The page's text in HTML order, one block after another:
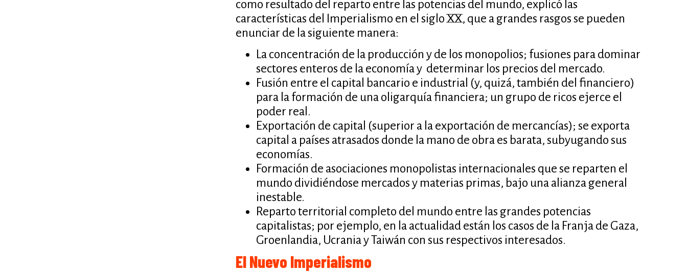
como resultado del reparto entre las potencias del mundo, explicó las
características del Imperialismo en el siglo XX, que a grandes rasgos se pueden
enunciar de la siguiente manera:
La concentración de la producción y de los monopolios; fusiones para dominar
sectores enteros de la economía y determinar los precios del mercado.
Fusión entre el capital bancario e industrial (y, quizá, también del financiero)
para la formación de una oligarquía financiera; un grupo de ricos ejerce el
poder real.
Exportación de capital (superior a la exportación de mercancías); se exporta
capital a países atrasados donde la mano de obra es barata, subyugando sus
economías.
Formación de asociaciones monopolistas internacionales que se reparten el
mundo dividiéndose mercados y materias primas, bajo una alianza general
inestable.
Reparto territorial completo del mundo entre las grandes potencias
capitalistas; por ejemplo, en la actualidad están los casos de la Franja de Gaza,
Groenlandia, Ucrania y Taiwán con sus respectivos interesados.
El Nuevo Imperialismo